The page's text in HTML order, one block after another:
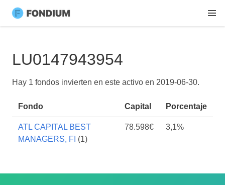
LU0147943954
Hay 1 fondos invierten en este activo en 2019-06-30.
Fondo Capital Porcentaje
ATL CAPITAL BEST
MANAGERS, FI (1)
78.598€ 3,1%